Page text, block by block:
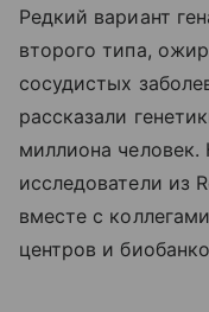
Редкий вариант
второго типа,
сосудистых
рассказали
миллиона
исследователи из
вместе с
центров и